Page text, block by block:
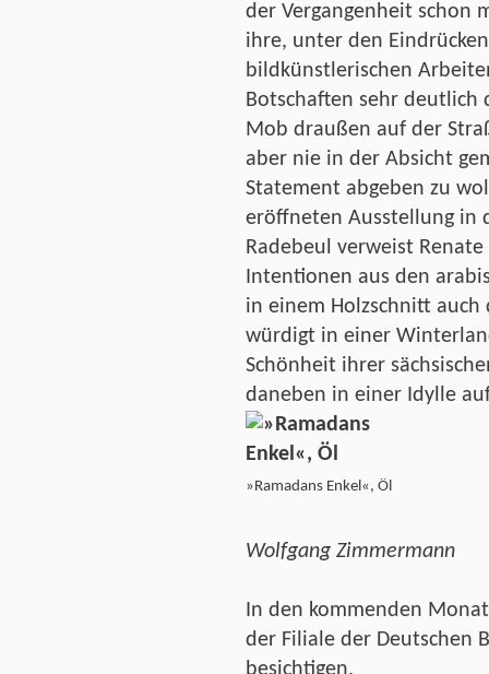
der Vergangenheit schon
ihre, unter den
bildkünstlerischen
Botschaften sehr deutlich
Mob draußen auf der
aber nie in der Absicht
Statement abgeben zu
eröffneten Ausstellung in
Radebeul verweist
Intentionen aus den
in einem Holzschnitt auch
würdigt in einer
Schönheit ihrer
daneben in einer Idylle
»Ramadans Enkel«, Öl
Wolfgang Zimmermann
In den kommenden
der Filiale der Deutschen
besichtigen.